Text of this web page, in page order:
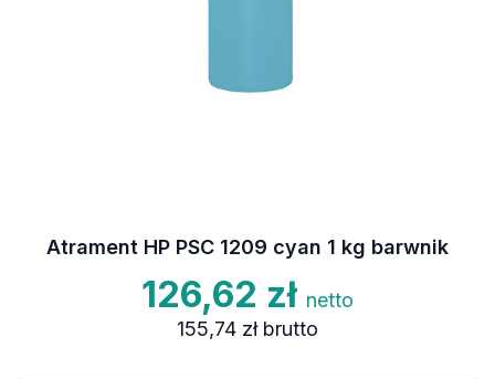
Atrament HP PSC 1209 cyan 1 kg barwnik
126,62 zł netto
155,74 zł brutto